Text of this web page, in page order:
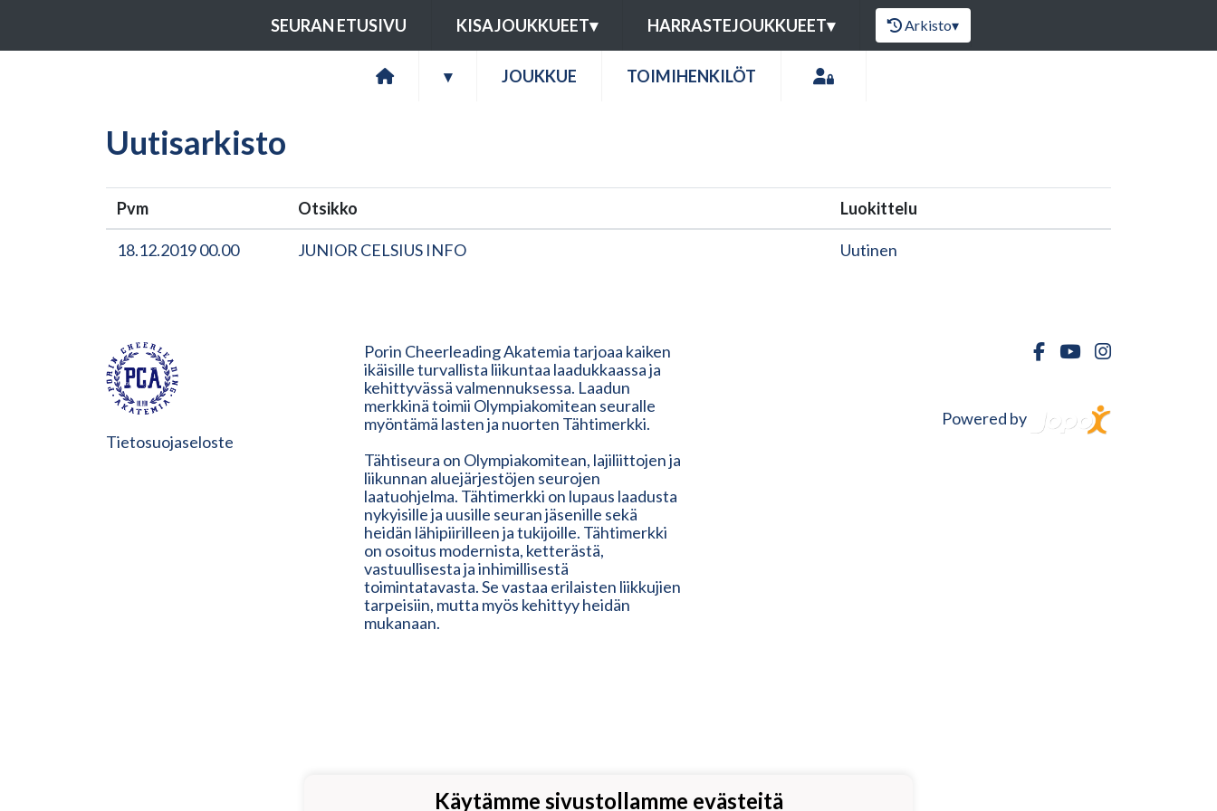
SEURAN ETUSIVU KISAJOUKKUEET▾ HARRASTEJOUKKUEET▾ Arkisto▾
▾ JOUKKUE TOIMIHENKILÖT
Uutisarkisto
Pvm Otsikko Luokittelu
18.12.2019 00.00 JUNIOR CELSIUS INFO Uutinen
Tietosuojaseloste
Porin Cheerleading Akatemia tarjoaa kaiken
ikäisille turvallista liikuntaa laadukkaassa ja
kehittyvässä valmennuksessa. Laadun
merkkinä toimii Olympiakomitean seuralle
myöntämä lasten ja nuorten Tähtimerkki.
Tähtiseura on Olympiakomitean, lajiliittojen ja
liikunnan aluejärjestöjen seurojen
laatuohjelma. Tähtimerkki on lupaus laadusta
nykyisille ja uusille seuran jäsenille sekä
heidän lähipiirilleen ja tukijoille. Tähtimerkki
on osoitus modernista, ketterästä,
vastuullisesta ja inhimillisestä
toimintatavasta. Se vastaa erilaisten liikkujien
tarpeisiin, mutta myös kehittyy heidän
mukanaan.
Powered by
Käytämme sivustollamme evästeitä